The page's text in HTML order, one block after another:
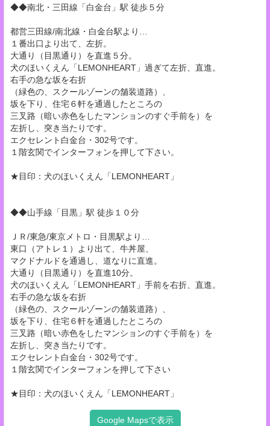
◆◆南北・三田線「白金台」駅 徒歩５分
都営三田線/南北線・白金台駅より…
１番出口より出て、左折。
大通り（目黒通り）を直進５分。
犬のほいくえん「LEMONHEART」過ぎて左折、直進。
右手の急な坂を右折
（緑色の、スクールゾーンの舗装道路）、
坂を下り、住宅６軒を通過したところの
三叉路（暗い赤色をしたマンションのすぐ手前を）を
左折し、突き当たりです。
エクセレント白金台・302号です。
１階玄関でインターフォンを押して下さい。
★目印：犬のほいくえん「LEMONHEART」
◆◆山手線「目黒」駅 徒歩１０分
ＪＲ/東急/東京メトロ・目黒駅より…
東口（アトレ１）より出て、牛丼屋、
マクドナルドを通過し、道なりに直進。
大通り（目黒通り）を直進10分。
犬のほいくえん「LEMONHEART」手前を右折、直進。
右手の急な坂を右折
（緑色の、スクールゾーンの舗装道路）、
坂を下り、住宅６軒を通過したところの
三叉路（暗い赤色をしたマンションのすぐ手前を）を
左折し、突き当たりです。
エクセレント白金台・302号です。
１階玄関でインターフォンを押して下さい
★目印：犬のほいくえん「LEMONHEART」
Google Mapsで表示